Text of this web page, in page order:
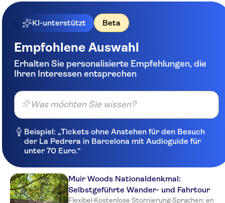
KI-unterstützt Beta
Empfohlene Auswahl
Erhalten Sie personalisierte Empfehlungen, die
Ihren Interessen entsprechen
Was möchten Sie wissen?
Beispiel: „Tickets ohne Anstehen für den Besuch
der La Pedrera in Barcelona mit Audioguide für
unter 70 Euro.“
Muir Woods Nationaldenkmal:
Selbstgeführte Wander- und Fahrtour
Flexibel·Kostenlose Stornierung·Sprachen: en